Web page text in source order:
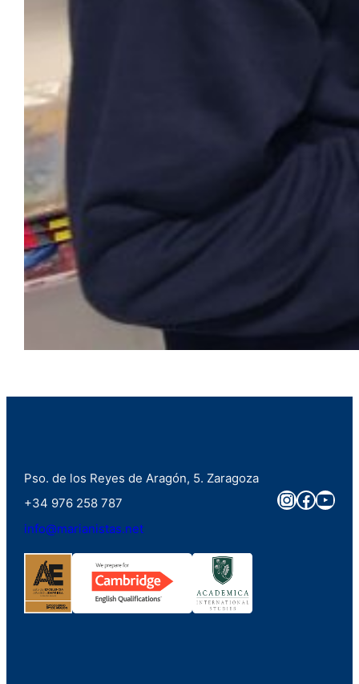
Pso. de los Reyes de Aragón, 5. Zaragoza
+34 976 258 787
info@marianistas.net